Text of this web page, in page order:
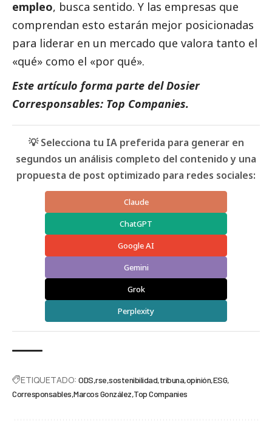
empleo, busca sentido. Y las empresas que
comprendan esto estarán mejor posicionadas
para liderar en un mercado que valora tanto el
«qué» como el «por qué».
Este artículo forma parte del Dosier
Corresponsables: Top Companies.
💡 Selecciona tu IA preferida para generar en
segundos un análisis completo del contenido y una
propuesta de post optimizado para redes sociales:
Claude
ChatGPT
Google AI
Gemini
Grok
Perplexity
ETIQUETADO: ODS rse sostenibilidad tribuna opinión ESG
Corresponsables Marcos González Top Companies